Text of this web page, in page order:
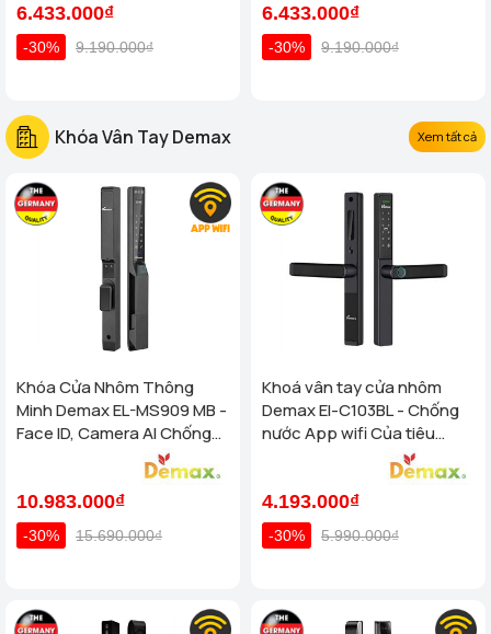
6.433.000₫
-30% 9.190.000₫
6.433.000₫
-30% 9.190.000₫
Khóa Vân Tay Demax Xem tất cả
Khóa Cửa Nhôm Thông
Minh Demax EL-MS909 MB -
Face ID, Camera AI Chống
Nước IP66 Cho Cửa Nhôm
10.983.000₫
-30% 15.690.000₫
Khoá vân tay cửa nhôm
Demax El-C103BL - Chống
nước App wifi Của tiêu
4.193.000₫
-30% 5.990.000₫